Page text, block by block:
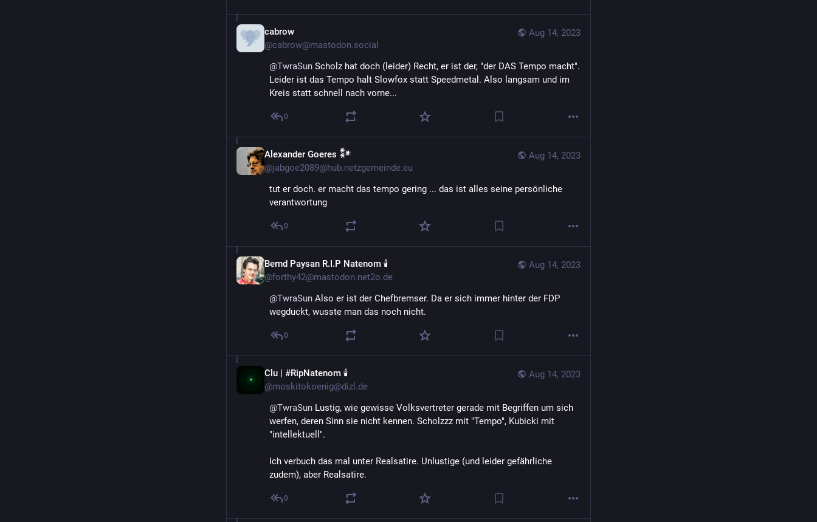
Aug 14, 2023
cabrow
@cabrow@mastodon.social
@TwraSun Scholz hat doch (leider) Recht, er ist der, "der DAS Tempo macht".
Leider ist das Tempo halt Slowfox statt Speedmetal. Also langsam und im
Kreis statt schnell nach vorne...
0
Aug 14, 2023
Alexander Goeres 𒀯
@jabgoe2089@hub.netzgemeinde.eu
tut er doch. er macht das tempo gering ... das ist alles seine persönliche
verantwortung
0
Aug 14, 2023
Bernd Paysan R.I.P Natenom 🕯️
@forthy42@mastodon.net2o.de
@TwraSun Also er ist der Chefbremser. Da er sich immer hinter der FDP
wegduckt, wusste man das noch nicht.
0
Aug 14, 2023
Clu | #RipNatenom 🕯
@moskitokoenig@dizl.de
@TwraSun Lustig, wie gewisse Volksvertreter gerade mit Begriffen um sich
werfen, deren Sinn sie nicht kennen. Scholzzz mit "Tempo", Kubicki mit
"intellektuell".
Ich verbuch das mal unter Realsatire. Unlustige (und leider gefährliche
zudem), aber Realsatire.
0